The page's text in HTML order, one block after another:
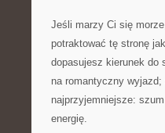
Jeśli marzy Ci się
potraktować tę stronę
dopasujesz kierunek
na romantyczny
najprzyjemniejsze:
energię.